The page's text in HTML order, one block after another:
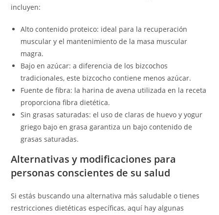
incluyen:
Alto contenido proteico: ideal para la recuperación
muscular y el mantenimiento de la masa muscular
magra.
Bajo en azúcar: a diferencia de los bizcochos
tradicionales, este bizcocho contiene menos azúcar.
Fuente de fibra: la harina de avena utilizada en la receta
proporciona fibra dietética.
Sin grasas saturadas: el uso de claras de huevo y yogur
griego bajo en grasa garantiza un bajo contenido de
grasas saturadas.
Alternativas y modificaciones para
personas conscientes de su salud
Si estás buscando una alternativa más saludable o tienes
restricciones dietéticas específicas, aquí hay algunas